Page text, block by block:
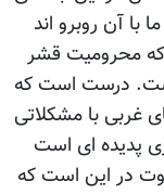
با آن روبرو اند
محرومیت قشر
درست است که
غربی با مشکلاتی
پدیده ای است
در این است که